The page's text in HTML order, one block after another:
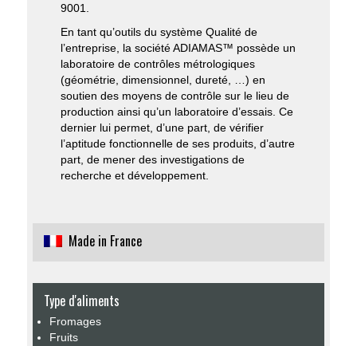
9001.
En tant qu’outils du système Qualité de
l’entreprise, la société ADIAMAS™ possède un
laboratoire de contrôles métrologiques
(géométrie, dimensionnel, dureté, …) en
soutien des moyens de contrôle sur le lieu de
production ainsi qu’un laboratoire d’essais. Ce
dernier lui permet, d’une part, de vérifier
l’aptitude fonctionnelle de ses produits, d’autre
part, de mener des investigations de
recherche et développement.
Made in France
Type d'aliments
Fromages
Fruits